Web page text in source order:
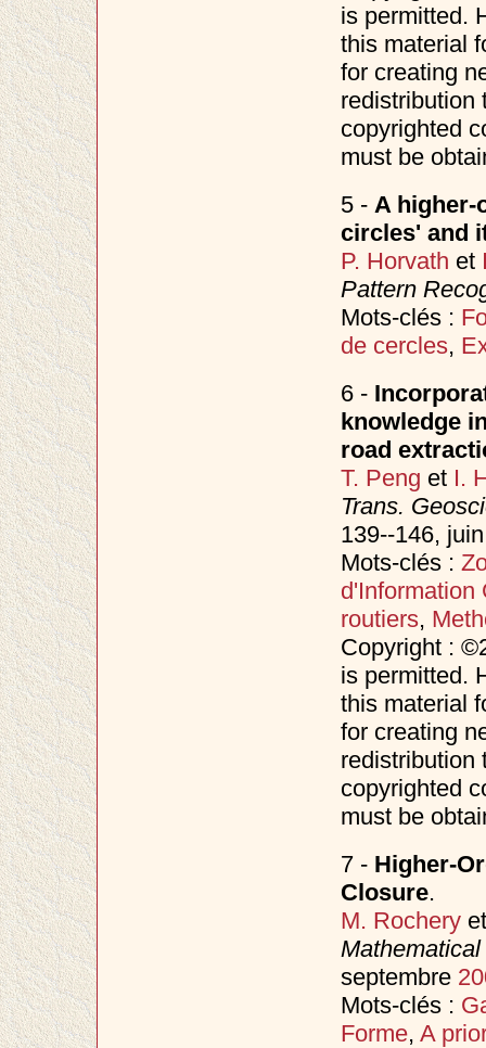
is permitted.
this material
for creating
redistribution
copyrighted
must be
5 - A higher-
circles' and
P. Horvath et
Pattern
Mots-clés :
de cercles,
6 -
knowledge
road
T. Peng et I.
Trans.
139--146,
Mots-clés :
d'Information
routiers,
Copyright :
is permitted.
this material
for creating
redistribution
copyrighted
must be
7 - Higher-
Closure.
M. Rochery
septembre
Mots-clés :
Forme, A